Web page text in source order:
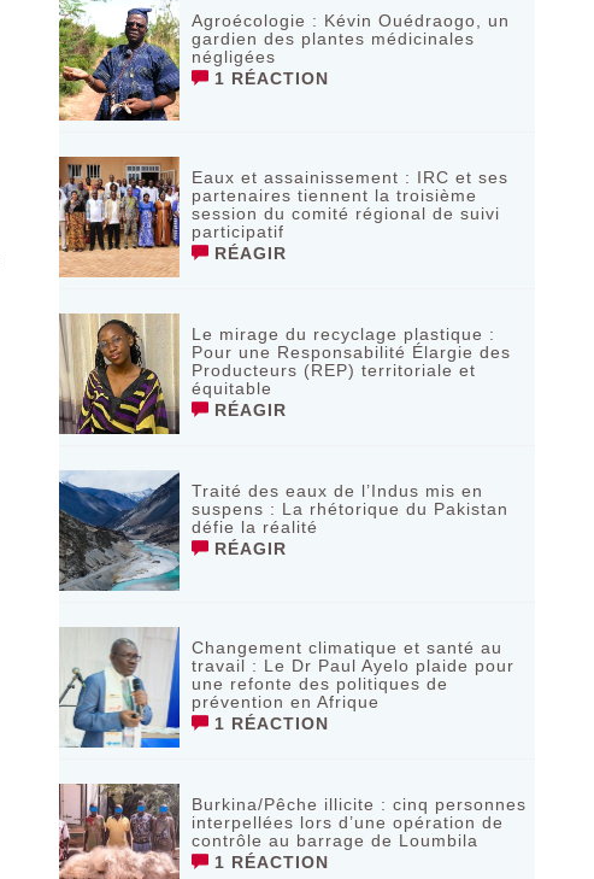
Agroécologie : Kévin Ouédraogo, un
gardien des plantes médicinales
négligées
1 RÉACTION
Eaux et assainissement : IRC et ses
partenaires tiennent la troisième
session du comité régional de suivi
participatif
RÉAGIR
Le mirage du recyclage plastique :
Pour une Responsabilité Élargie des
Producteurs (REP) territoriale et
équitable
RÉAGIR
Traité des eaux de l’Indus mis en
suspens : La rhétorique du Pakistan
défie la réalité
RÉAGIR
Changement climatique et santé au
travail : Le Dr Paul Ayelo plaide pour
une refonte des politiques de
prévention en Afrique
1 RÉACTION
Burkina/Pêche illicite : cinq personnes
interpellées lors d’une opération de
contrôle au barrage de Loumbila
1 RÉACTION